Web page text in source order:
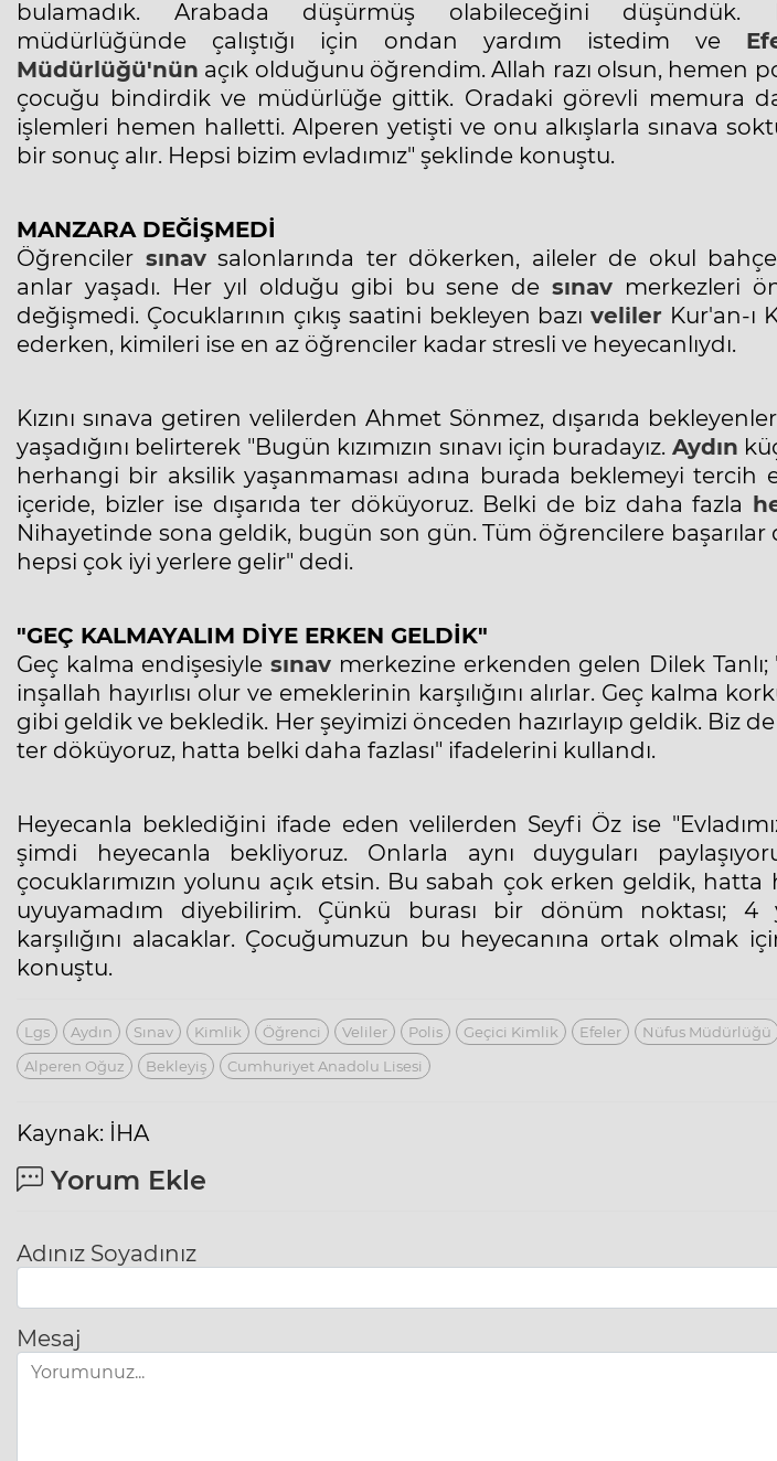
bulamadık. Arabada düşürmüş olabileceğini düşündük.
müdürlüğünde çalıştığı için ondan yardım istedim ve
Müdürlüğü'nün açık olduğunu öğrendim. Allah razı olsun, hemen
çocuğu bindirdik ve müdürlüğe gittik. Oradaki görevli memura
işlemleri hemen halletti. Alperen yetişti ve onu alkışlarla sınava
bir sonuç alır. Hepsi bizim evladımız" şeklinde konuştu.
MANZARA DEĞİŞMEDİ
Öğrenciler sınavsalonlarında ter dökerken, aileler de okul
anlar yaşadı. Her yıl olduğu gibi bu sene desınav merkezleri
değişmedi. Çocuklarının çıkış saatini bekleyen bazıveliler Kur'an-ı
ederken, kimileri ise en az öğrenciler kadar stresli ve heyecanlıydı.
Kızını sınava getiren velilerden Ahmet Sönmez, dışarıda
yaşadığını belirterek "Bugün kızımızın sınavı için buradayız. Aydın
herhangi bir aksilik yaşanmaması adına burada beklemeyi tercih
içeride, bizler ise dışarıda ter döküyoruz. Belki de biz daha fazla
Nihayetinde sona geldik, bugün son gün. Tüm öğrencilere başarılar
hepsi çok iyi yerlere gelir" dedi.
"GEÇ KALMAYALIM DİYE ERKEN GELDİK"
Geç kalma endişesiylesınav merkezine erkenden gelen Dilek Tanlı;
inşallah hayırlısı olur ve emeklerinin karşılığını alırlar. Geç kalma
gibi geldik ve bekledik. Her şeyimizi önceden hazırlayıp geldik. Biz
ter döküyoruz, hatta belki daha fazlası" ifadelerini kullandı.
Heyecanla beklediğini ifade eden velilerden Seyfi Öz ise
şimdi heyecanla bekliyoruz. Onlarla aynı duyguları
çocuklarımızın yolunu açık etsin. Bu sabah çok erken geldik,
uyuyamadım diyebilirim. Çünkü burası bir dönüm noktası; 4
karşılığını alacaklar. Çocuğumuzun bu heyecanına ortak olmak
konuştu.
Lgs Aydın Sınav Kimlik Öğrenci Veliler Polis Geçici Kimlik Efeler Nüfus Müdürlüğü
Alperen Oğuz
Bekleyiş Cumhuriyet Anadolu Lisesi
Kaynak: İHA
Yorum Ekle
Adınız Soyadınız
Mesaj